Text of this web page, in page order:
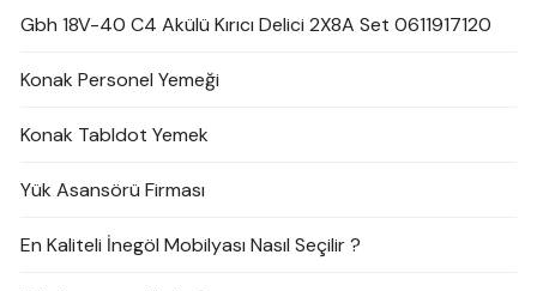
Gbh 18V-40 C4 Akülü Kırıcı Delici 2X8A Set 0611917120
Konak Personel Yemeği
Konak Tabldot Yemek
Yük Asansörü Firması
En Kaliteli İnegöl Mobilyası Nasıl Seçilir ?